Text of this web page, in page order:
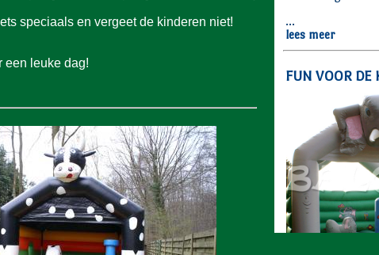
speciaals en vergeet de kinderen niet!
een leuke dag!